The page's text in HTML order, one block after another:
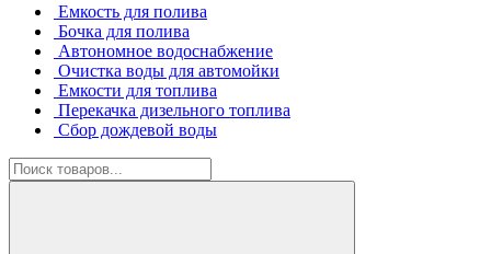
Емкость для полива
Бочка для полива
Автономное водоснабжение
Очистка воды для автомойки
Емкости для топлива
Перекачка дизельного топлива
Сбор дождевой воды